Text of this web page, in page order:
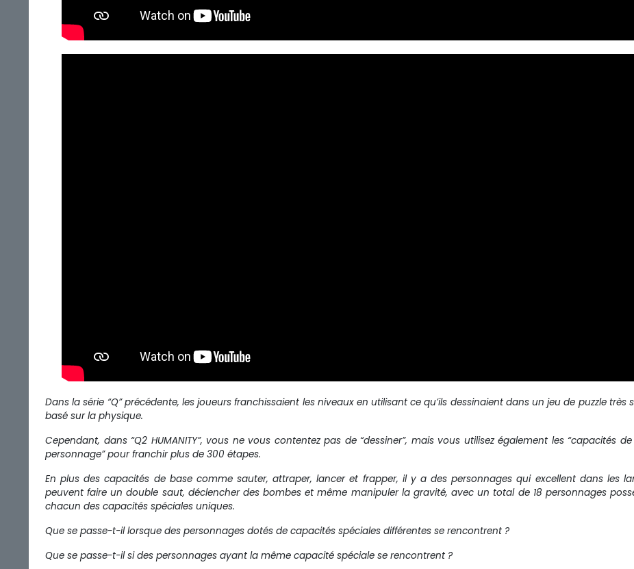
Dans la série “Q” précédente, les joueurs franchissaient les niveaux en utilisant ce qu’ils dessinaient dans un jeu de puzzle très
basé sur la physique.
Cependant, dans “Q2 HUMANITY”, vous ne vous contentez pas de “dessiner”, mais vous utilisez également les “capacités
personnage” pour franchir plus de 300 étapes.
En plus des capacités de base comme sauter, attraper, lancer et frapper, il y a des personnages qui excellent dans les
peuvent faire un double saut, déclencher des bombes et même manipuler la gravité, avec un total de 18 personnages
chacun des capacités spéciales uniques.
Que se passe-t-il lorsque des personnages dotés de capacités spéciales différentes se rencontrent ?
Que se passe-t-il si des personnages ayant la même capacité spéciale se rencontrent ?